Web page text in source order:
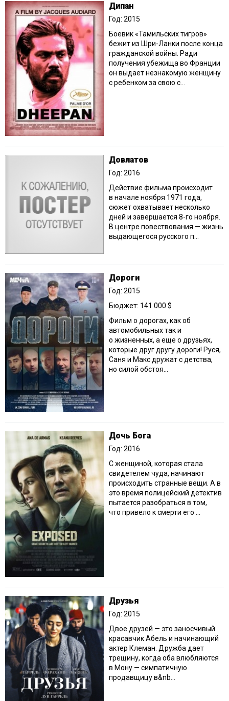
Дипан
Год: 2015
Боевик «Тамильских тигров»
бежит из Шри-Ланки после конца
гражданской войны. Ради
получения убежища во Франции
он выдает незнакомую женщину
с ребенком за свою с...
Довлатов
Год: 2016
Действие фильма происходит
в начале ноября 1971 года,
сюжет охватывает несколько
дней и завершается 8-го ноября.
В центре повествования — жизнь
выдающегося русского п...
Дороги
Год: 2015
Бюджет: 141 000 $
Фильм о дорогах, как об
автомобильных так и
о жизненных, а еще о друзьях,
которые друг другу дороги! Руся,
Саня и Макс дружат с детства,
но силой обстоя...
Дочь Бога
Год: 2016
С женщиной, которая стала
свидетелем чуда, начинают
происходить странные вещи. А в
это время полицейский детектив
пытается разобраться в том,
что привело к смерти его ...
Друзья
Год: 2015
Двое друзей — это заносчивый
красавчик Абель и начинающий
актер Клеман. Дружба дает
трещину, когда оба влюбляются
в Мону — симпатичную
продавщицу в&nb...